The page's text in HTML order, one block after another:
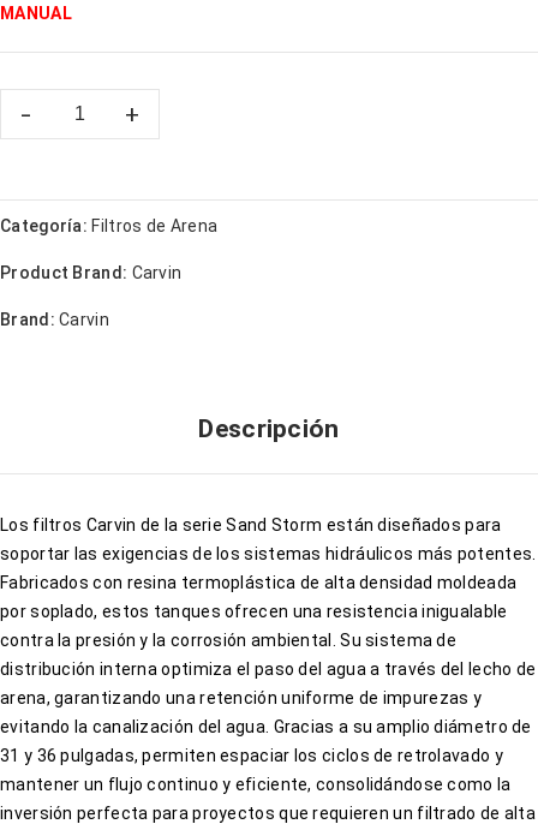
MANUAL
Categoría: Filtros de Arena
Product Brand: Carvin
Brand: Carvin
Descripción
Los filtros Carvin de la serie Sand Storm están diseñados para
soportar las exigencias de los sistemas hidráulicos más potentes.
Fabricados con resina termoplástica de alta densidad moldeada
por soplado, estos tanques ofrecen una resistencia inigualable
contra la presión y la corrosión ambiental. Su sistema de
distribución interna optimiza el paso del agua a través del lecho de
arena, garantizando una retención uniforme de impurezas y
evitando la canalización del agua. Gracias a su amplio diámetro de
31 y 36 pulgadas, permiten espaciar los ciclos de retrolavado y
mantener un flujo continuo y eficiente, consolidándose como la
inversión perfecta para proyectos que requieren un filtrado de alta